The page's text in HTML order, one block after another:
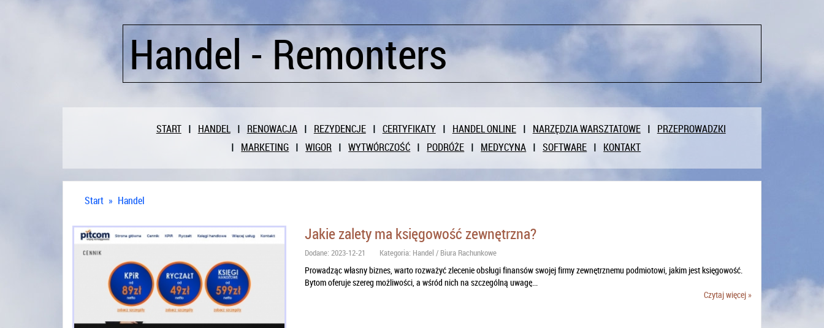
Handel - Remonters
START HANDEL RENOWACJA REZYDENCJE CERTYFIKATY HANDEL ONLINE NARZĘDZIA WARSZTATOWE
PRZEPROWADZKI
MARKETING
WIGOR WYTWÓRCZOŚĆ PODRÓŻE MEDYCYNA SOFTWARE KONTAKT
Start » Handel
Jakie zalety ma księgowość zewnętrzna?
Dodane: 2023-12-21 Kategoria: Handel / Biura Rachunkowe
Prowadząc własny biznes, warto rozważyć zlecenie obsługi finansów swojej firmy zewnętrznemu podmiotowi, jakim jest księgowość.
Bytom oferuje szereg możliwości, a wśród nich na szczególną uwagę...
Czytaj więcej »